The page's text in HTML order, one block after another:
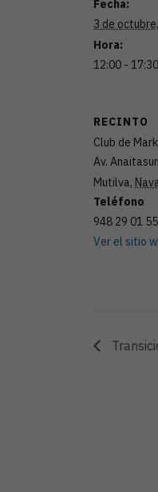
Fecha:
3 de
Hora:
12:00 - 17:30
RECINTO
Club de
Av.
Mutilva,
Teléfono
948 29 01 55
Ver el sitio